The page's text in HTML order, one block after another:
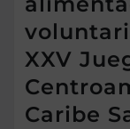
XXV
Caribe